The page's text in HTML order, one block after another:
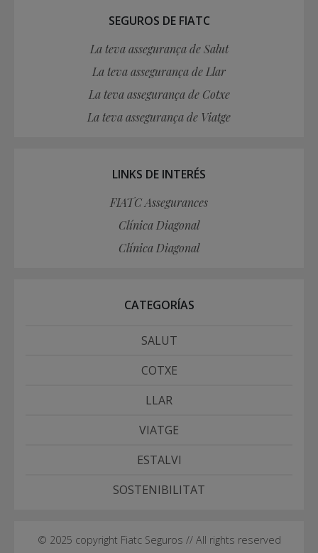
SEGUROS DE FIATC
La teva assegurança de Salut
La teva assegurança de Llar
La teva assegurança de Cotxe
La teva assegurança de Viatge
LINKS DE INTERÉS
FIATC Assegurances
Clínica Diagonal
Clínica Diagonal
CATEGORÍAS
SALUT
COTXE
LLAR
VIATGE
ESTALVI
SOSTENIBILITAT
© 2025 copyright Fiatc Seguros // All rights reserved